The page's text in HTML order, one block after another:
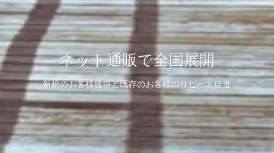
ネット通販で全国展開
新規のお客様獲得と既存のお客様のリピート促進